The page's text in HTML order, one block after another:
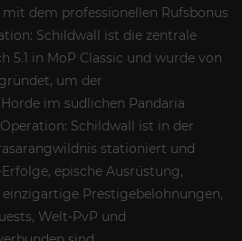
dem professionellen Rufsbonus
Schildwall ist die zentrale
5.1 in MoP Classic und wurde von
um der
im südlichen Pandaria
Schildwall ist in der
stationiert und
epische Ausrüstung,
Prestigebelohnungen,
Welt-PvP und